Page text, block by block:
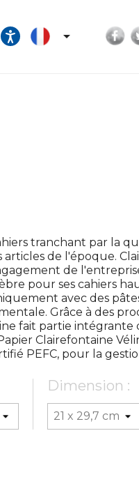

tranchant par la
de l'époque.
de
pour ses cahiers
avec des
Grâce à des
fait partie
Clairefontaine
PEFC, pour la
Dimension :